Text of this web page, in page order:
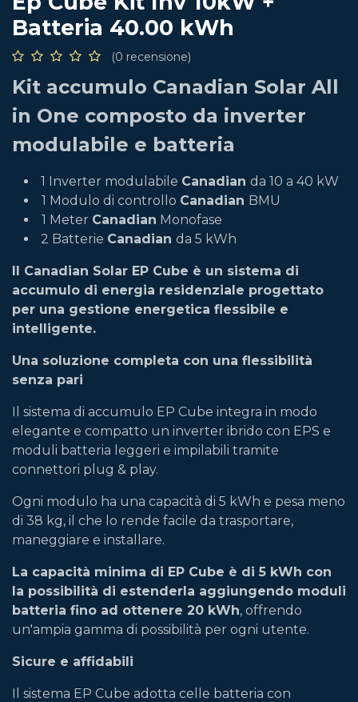
Batteria 40.00 kWh
(0 recensione)
Kit accumulo Canadian Solar All
in One composto da inverter
modulabile e batteria
1 Inverter modulabile Canadian da 10 a 40 kW
1 Modulo di controllo Canadian BMU
1 Meter Canadian Monofase
2 Batterie Canadian da 5 kWh
Il Canadian Solar EP Cube è un sistema di
accumulo di energia residenziale progettato
per una gestione energetica flessibile e
intelligente.
Una soluzione completa con una flessibilità
senza pari
Il sistema di accumulo EP Cube integra in modo
elegante e compatto un inverter ibrido con EPS e
moduli batteria leggeri e impilabili tramite
connettori plug & play.
Ogni modulo ha una capacità di 5 kWh e pesa meno
di 38 kg, il che lo rende facile da trasportare,
maneggiare e installare.
La capacità minima di EP Cube è di 5 kWh con
la possibilità di estenderla aggiungendo moduli
batteria fino ad ottenere 20 kWh, offrendo
un'ampia gamma di possibilità per ogni utente.
Sicure e affidabili
Il sistema EP Cube adotta celle batteria con